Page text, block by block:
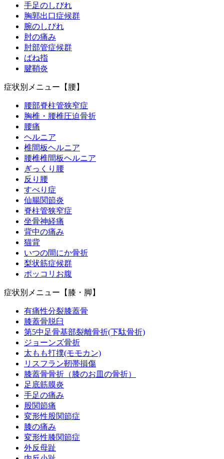
手足のしびれ
胸郭出口症候群
腕のしびれ
肘の痛み
肘部管症候群
ばね指
腱鞘炎
症状別メニュー【腰】
腰部脊柱管狭窄症
胸椎・腰椎圧迫骨折
腰痛
ヘルニア
椎間板ヘルニア
腰椎椎間板ヘルニア
ぎっくり腰
反り腰
すべり症
仙腸関節炎
脊柱管狭窄症
坐骨神経痛
背中の痛み
猫背
いつの間にか骨折
梨状筋症候群
ポッコリお腹
症状別メニュー【膝・脚】
有痛性分裂膝蓋骨
膝蓋骨脱臼
第5中足骨基部裂離骨折(下駄骨折)
ジョーンズ骨折
太もも打撲(モモカン)
リスフラン靭帯損傷
膝蓋骨骨折（膝のお皿の骨折）
足底筋膜炎
手足の痛み
股関節痛
変形性股関節症
膝の痛み
変形性膝関節症
外反母趾